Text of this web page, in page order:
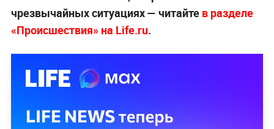
чрезвычайных ситуациях — читайте в разделе
«Происшествия» на Life.ru.